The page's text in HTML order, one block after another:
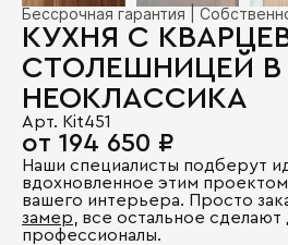
Бессрочная гарантия |
КУХНЯ С
СТОЛЕШНИЦЕЙ В
НЕОКЛАССИКА
Арт. Kit451
от 194 650 ₽
Наши специалисты подберут
вдохновленное этим
вашего интерьера. Просто
замер , все остальное
профессионалы.